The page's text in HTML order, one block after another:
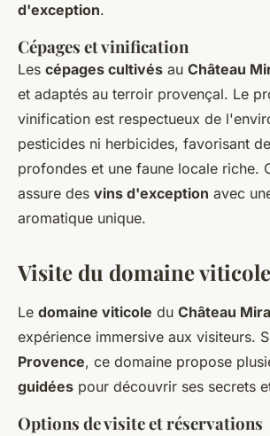
d'exception.
Cépages et vinification
Les cépages cultivés au Château
et adaptés au terroir provençal. Le
vinification est respectueux de
pesticides ni herbicides, favorisant
profondes et une faune locale riche.
assure des vins d'exception avec
aromatique unique.
Visite du domaine viticole
Le domaine viticole du Château
expérience immersive aux visiteurs.
Provence, ce domaine propose
guidées pour découvrir ses secrets
Options de visite et réservations